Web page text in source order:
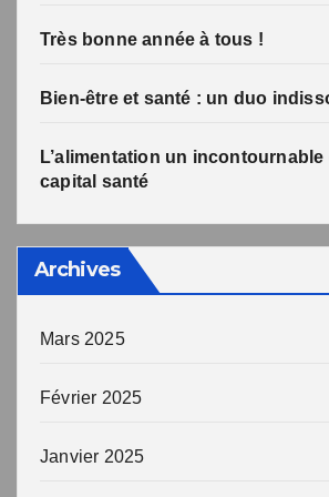
Très bonne année à tous !
Bien-être et santé : un duo
L’alimentation un
capital santé
Archives
Mars 2025
Février 2025
Janvier 2025